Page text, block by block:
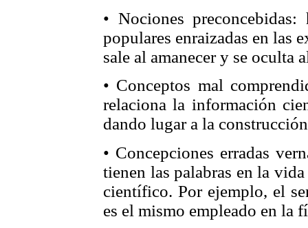
• Nociones
populares enraizadas en las
sale al amanecer y se oculta
• Conceptos mal
relaciona la información
dando lugar a la
• Concepciones erradas
tienen las palabras en la
científico. Por ejemplo, el
es el mismo empleado en la